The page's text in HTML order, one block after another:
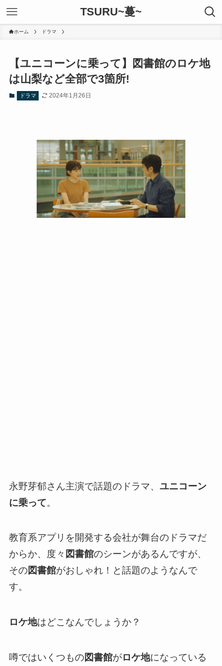
TSURU~蔓~
ホーム ドラマ
【ユニコーンに乗って】図書館のロケ地
は山梨など全部で3箇所!
ドラマ 2024年1月26日
永野芽郁さん主演で話題のドラマ、 ユニコーン
に乗って。
教育系アプリを開発する会社が舞台のドラマだ
からか、度々 図書館のシーンがあるんですが、
その図書館がおしゃれ！と話題のようなんで
す。
ロケ地はどこなんでしょうか？
噂ではいくつもの図書館がロケ地になっている